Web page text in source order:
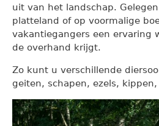
uit van het landschap.
platteland of op voormalige
vakantiegangers een ervaring
de overhand krijgt.
Zo kunt u verschillende
geiten, schapen, ezels,